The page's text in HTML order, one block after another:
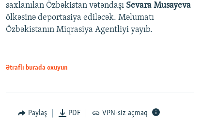
saxlanılan Özbəkistan vətəndaşı Sevara Musayeva
ölkəsinə deportasiya ediləcək. Məlumatı
Özbəkistanın Miqrasiya Agentliyi yayıb.
Ətraflı burada oxuyun
Paylaş PDF VPN-siz açmaq